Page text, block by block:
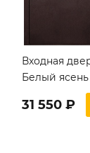
Входная
Белый ясень
31 550 ₽